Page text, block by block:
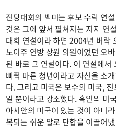
전당대회의 백미는 후보 수락 연
것은 그에 앞서 펼쳐지는 지지 연
대회 연설이라 하면 2004년 버락
노이주 연방 상원 의원이었던 오
된 바로 그 연설이다. 이 연설에서
삐쩍 마른 청년이라고 자신을 소
다. 그리고 미국은 보수의 미국,
일 뿐이라고 강조했다. 흑인의 미
아시안의 미국이 있는 것이 아니
복되는 쉬운 말로 단합을 이끌어